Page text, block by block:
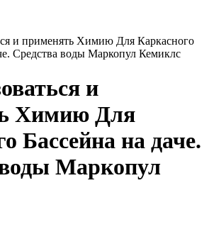
и применять Химию Для Каркасного
Средства воды Маркопул Кемиклс
и
Химию Для
Бассейна на даче.
Маркопул